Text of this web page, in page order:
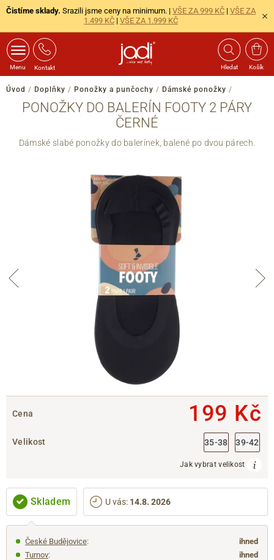
Čistíme sklady. Srazili jsme ceny na minimum. | VŠE ZA 999 KČ | VŠE ZA
1.499 KČ | VŠE ZA 1.999 KČ
Menu Kontakt Hledat Košík
Úvod / Doplňky / Ponožky a punčochy / Dámské ponožky /
PONOŽKY DO BALERÍN FOOTY 2 PÁRY
ČERNÉ
Dámské slabé ponožky do balerínek, balené po dvou párech.
Cena 199 Kč
Velikost 35-38 39-42
Jak vybrat velikost
Skladem U vás: 14.8. 2026
České Budějovice:
ihned
Turnov:
ihned